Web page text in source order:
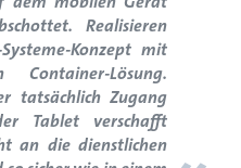
Realisieren
Konzept mit
Container-Lösung.
tatsächlich Zugang
Tablet verschafft
an die dienstlichen